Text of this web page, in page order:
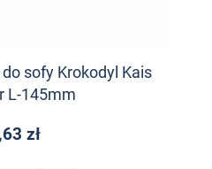
sofy Krokodyl Kais
L-145mm
zł